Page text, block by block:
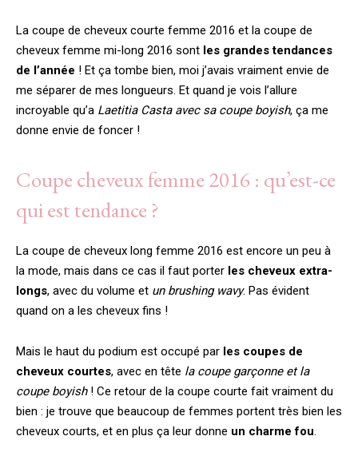
La coupe de cheveux courte femme 2016 et la coupe de
cheveux femme mi-long 2016 sont les grandes tendances
de l’année ! Et ça tombe bien, moi j’avais vraiment envie de
me séparer de mes longueurs. Et quand je vois l’allure
incroyable qu’a Laetitia Casta avec sa coupe boyish, ça me
donne envie de foncer !
Coupe cheveux femme 2016 : qu’est-ce
qui est tendance ?
La coupe de cheveux long femme 2016 est encore un peu à
la mode, mais dans ce cas il faut porter les cheveux extra-
longs, avec du volume et un brushing wavy. Pas évident
quand on a les cheveux fins !
Mais le haut du podium est occupé par les coupes de
cheveux courtes, avec en tête la coupe garçonne et la
coupe boyish! Ce retour de la coupe courte fait vraiment du
bien : je trouve que beaucoup de femmes portent très bien les
cheveux courts, et en plus ça leur donne un charme fou.